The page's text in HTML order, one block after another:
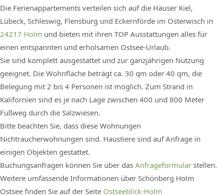
Die Ferienappartements verteilen sich auf die Häuser Kiel,
Lübeck, Schleswig, Flensburg und Eckernförde im Osterwisch in
24217 Holm und bieten mit ihren TOP Ausstattungen alles für
einen entspannten und erholsamen Ostsee-Urlaub.
Sie sind komplett ausgestattet und zur ganzjährigen Nutzung
geeignet. Die Wohnfläche beträgt ca. 30 qm oder 40 qm, die
Belegung mit 2 bis 4 Personen ist möglich. Zum Strand in
Kalifornien sind es je nach Lage zwischen 400 und 800 Meter
Fußweg durch die Salzwiesen.
Bitte beachten Sie, dass diese Wohnungen
Nichtraucherwohnungen sind. Haustiere sind auf Anfrage in
einigen Objekten gestattet.
Buchungsanfragen können Sie über das Anfrageformular stellen.
Weitere umfassende Informationen über Schönberg Holm
Ostsee finden Sie auf der Seite Ostseeblick-Holm